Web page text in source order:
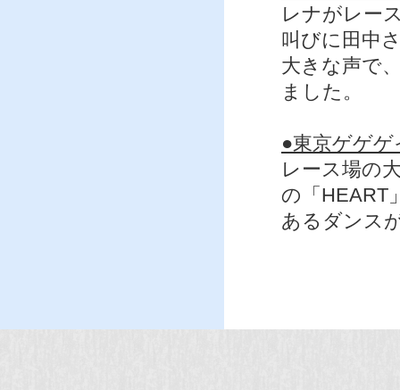
レナがレー
叫びに田中
大きな声で
ました。
●東京ゲゲゲ
レース場の
の「HEART
あるダンス